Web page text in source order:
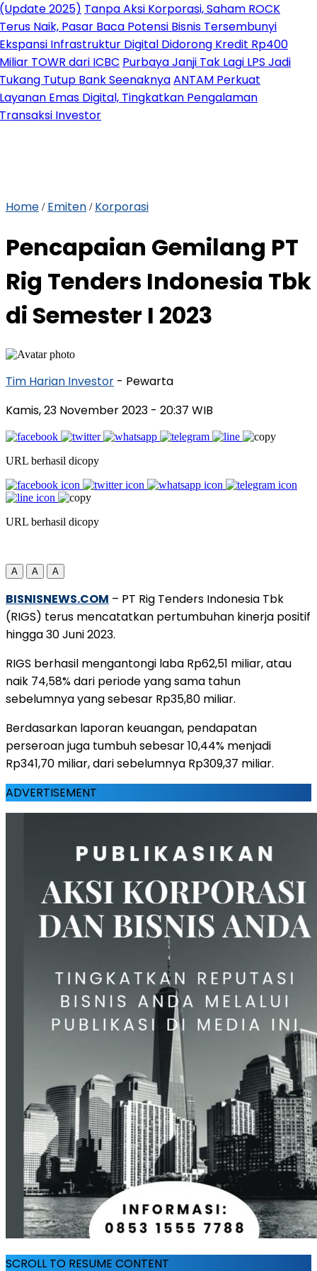
2025)Tanpa Aksi Korporasi, Saham ROCK
Naik, Pasar Baca Potensi Bisnis Tersembunyi
Infrastruktur Digital Didorong Kredit Rp400
dari ICBC Purbaya Janji Tak Lagi LPS Jadi
Tutup Bank SeenaknyaANTAM Perkuat
Emas Digital, Tingkatkan Pengalaman
Investor
Home / Emiten / Korporasi
Pencapaian Gemilang PT
Rig Tenders Indonesia Tbk
di Semester I 2023
Tim Harian Investor - Pewarta
Kamis, 23 November 2023 - 20:37 WIB
URL berhasil dicopy
URL berhasil dicopy
A A A
BISNISNEWS.COM – PT Rig Tenders Indonesia Tbk
(RIGS) terus mencatatkan pertumbuhan kinerja positif
hingga 30 Juni 2023.
RIGS berhasil mengantongi laba Rp62,51 miliar, atau
naik 74,58% dari periode yang sama tahun
sebelumnya yang sebesar Rp35,80 miliar.
Berdasarkan laporan keuangan, pendapatan
perseroan juga tumbuh sebesar 10,44% menjadi
Rp341,70 miliar, dari sebelumnya Rp309,37 miliar.
ADVERTISEMENT
SCROLL TO RESUME CONTENT